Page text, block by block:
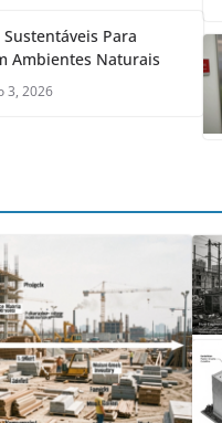
Sustentáveis Para
Ambientes Naturais
3, 2026